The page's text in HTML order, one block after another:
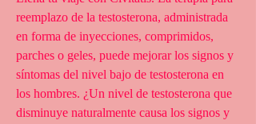
reemplazo de la testosterona, administrada
en forma de inyecciones, comprimidos,
parches o geles, puede mejorar los signos y
síntomas del nivel bajo de testosterona en
los hombres. ¿Un nivel de testosterona que
disminuye naturalmente causa los signos y